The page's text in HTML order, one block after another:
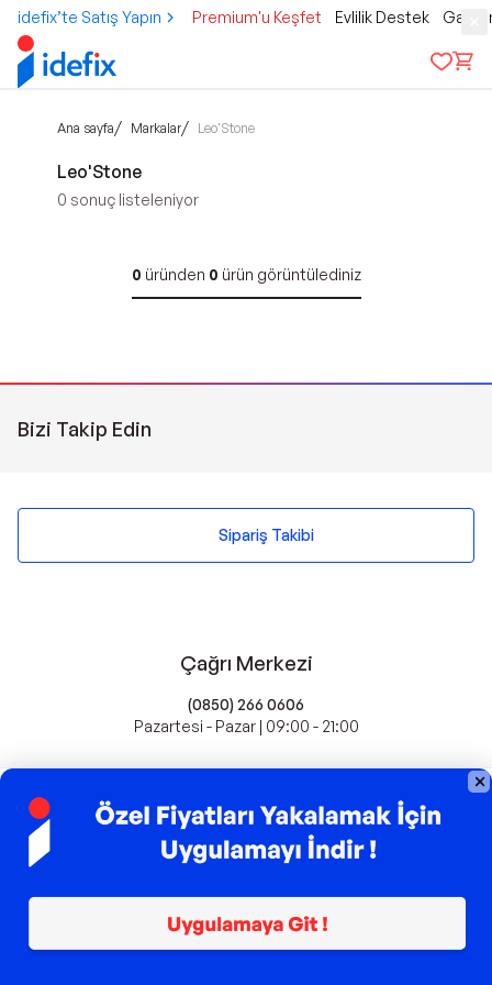
idefix’te Satış Yapın Premium'u Keşfet Evlilik Destek
Ana sayfa/ Markalar/ Leo'Stone
Leo'Stone
0 sonuç listeleniyor
0 üründen 0 ürün görüntülediniz
Bizi Takip Edin
Popüler Markalar
Farmasi
Xiaomi
Lavazza
Fashcolle
Pro Plan
Sipariş Takibi
Çağrı Merkezi
(0850) 266 0606
Pazartesi - Pazar | 09:00 - 21:00